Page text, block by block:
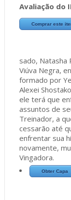
Avaliação do
Comprar este
sado, Natasha
Viúva Negra,
formado por
Alexei
ele terá que
assuntos de
Treinador, a
cessarão até
enfrentar sua
novamente,
Vingadora.
Obter Capa